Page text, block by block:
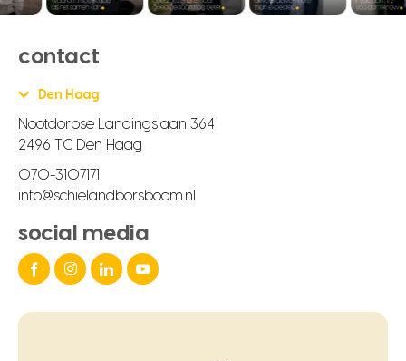
contact
Den Haag
Nootdorpse Landingslaan 364
2496 TC Den Haag
070-3107171
info@schielandborsboom.nl
social media